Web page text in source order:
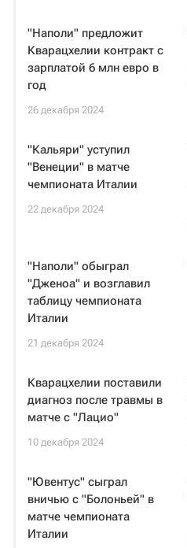
"Наполи" предложит
Кварацхелии контракт с
зарплатой 6 млн евро в
год
26 декабря 2024
"Кальяри" уступил
"Венеции" в матче
чемпионата Италии
22 декабря 2024
"Наполи" обыграл
"Дженоа" и возглавил
таблицу чемпионата
Италии
21 декабря 2024
Кварацхелии поставили
диагноз после травмы в
матче с "Лацио"
10 декабря 2024
"Ювентус" сыграл
вничью с "Болоньей" в
матче чемпионата
Италии